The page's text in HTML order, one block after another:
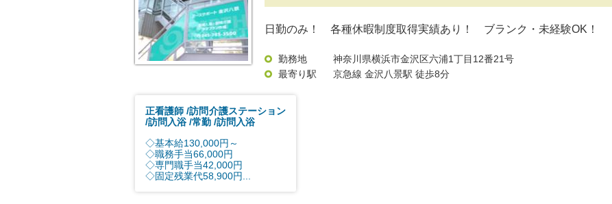
日勤のみ！ 各種休暇制度取得実績あり！ ブランク・未経験OK！
勤務地
神奈川県横浜市金沢区六浦1丁目12番21号
最寄り駅
京急線 金沢八景駅 徒歩8分
正看護師 訪問介護ステーション
訪問入浴 常勤 訪問入浴
◇基本給130,000円～
◇職務手当66,000円
◇専門職手当42,000円
◇固定残業代58,900円...